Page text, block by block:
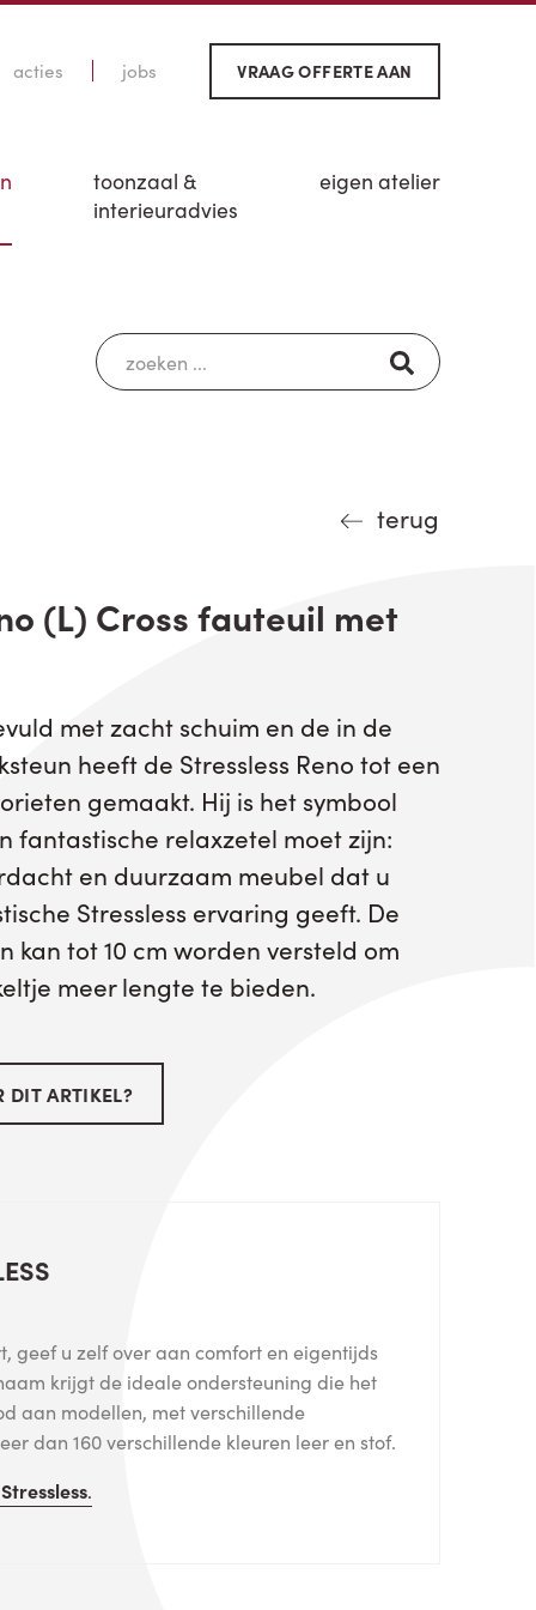
acties jobs VRAAG OFFERTE AAN
toonzaal &
interieuradvies
eigen atelier
terug
(L) Cross fauteuil met
met zacht schuim en de in de
heeft de Stressless Reno tot een
gemaakt. Hij is het symbool
fantastische relaxzetel moet zijn:
en duurzaam meubel dat u
Stressless ervaring geeft. De
kan tot 10 cm worden versteld om
meer lengte te bieden.
DIT ARTIKEL?
geef u zelf over aan comfort en eigentijds
krijgt de ideale ondersteuning die het
aan modellen, met verschillende
dan 160 verschillende kleuren leer en stof.
Stressless.